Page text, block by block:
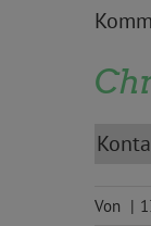
Von |